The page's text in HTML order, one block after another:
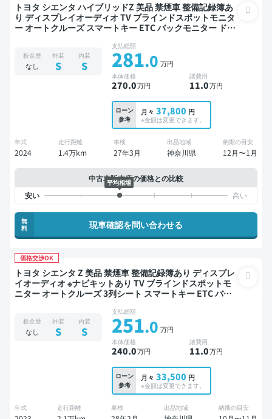
トヨタ シエンタ ハイブリッドZ 美品 禁煙車 整備記録簿あ
り ディスプレイオーディオ TV ブラインドスポットモニタ
ー オートクルーズ スマートキー ETC バックモニター ドラ
板金歴
なし
外装
S
内装
S
支払総額
281.0 万円
本体価格
270.0万円
諸費用
11.0万円
ローン
参考
月々 37,800 円
※金額は変更できます。
年式
2024
走行距離
1.4万km
車検
27年3月
出品地域
神奈川県
納期の目安
12月〜1月
中古車販売店の価格との比較
平均相場
無
料
現車確認を問い合わせる
価格交渉OK
トヨタ シエンタ Z 美品 禁煙車 整備記録簿あり ディスプレ
イオーディオ ※ナビキットあり TV ブラインドスポットモ
ニター オートクルーズ 3列シート スマートキー ETC バッ
側電動スライドドア 7人乗り
板金歴
なし
外装
S
内装
S
支払総額
251.0 万円
本体価格
240.0万円
諸費用
11.0万円
ローン
参考
月々 33,500 円
※金額は変更できます。
年式 走行距離 車検 出品地域 納期の目安